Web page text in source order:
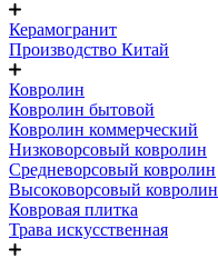
Керамогранит
Производство Китай
Ковролин
Ковролин бытовой
Ковролин коммерческий
Низковорсовый ковролин
Средневорсовый ковролин
Высоковорсовый ковролин
Ковровая плитка
Трава искусственная